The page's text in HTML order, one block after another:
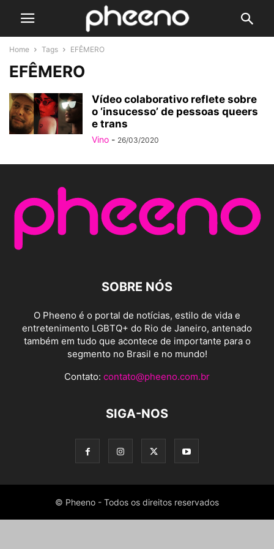
Home Tags EFÊMERO
EFÊMERO
Vídeo colaborativo reflete sobre
o ‘insucesso’ de pessoas queers
e trans
Vino - 26/03/2020
SOBRE NÓS
O Pheeno é o portal de notícias, estilo de vida e
entretenimento LGBTQ+ do Rio de Janeiro, antenado
também em tudo que acontece de importante para o
segmento no Brasil e no mundo!
Contato: contato@pheeno.com.br
SIGA-NOS
© Pheeno - Todos os direitos reservados